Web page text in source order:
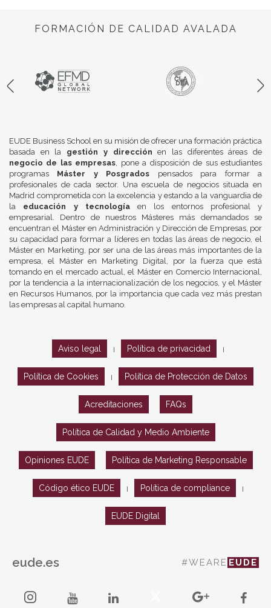
FORMACIÓN DE CALIDAD AVALADA
EUDE Business School en su misión de ofrecer una formación práctica
basada en la gestión y dirección en las diferentes áreas de
negocio de las empresas, pone a disposición de sus estudiantes
programas Máster y Posgrados pensados para formar a
profesionales de cada sector. Una escuela de negocios situada en
Madrid comprometida con la excelencia y estando a la vanguardia de
la educación y tecnologíaen los entornos profesional y
empresarial. Dentro de nuestros Másteres más demandados se
encuentran el Máster en Administración y Dirección de Empresas, por
su capacidad para formar a líderes en todas las áreas de negocio, el
Máster en Marketing, por ser una de las áreas más importantes de la
empresa, el Máster en Marketing Digital, por la fuerza que está
tomando en el mercado actual, el Máster en Comercio Internacional,
por la tendencia a la internacionalización de los negocios, y el Máster
en Recursos Humanos, por la importancia que cada vez más prestan
las empresas al capital humano.
Aviso legal Política de privacidad
Política de Cookies Política de Protección de Datos
Acreditaciones FAQs
Política de Calidad y Medio Ambiente
Opiniones EUDE Política de Marketing Responsable
Código ético EUDE Política de compliance
EUDE Digital
eude.es #WEARE EUDE